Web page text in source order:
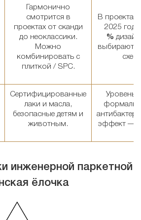
Гармонично
смотрится в
проектах от сканди
до неоклассики.
Можно
комбинировать с
плиткой / SPC.
В проектах
2025
%
выбирают
Сертифицированные
лаки и масла,
безопасные детям и
животным.
Уровень
эффект —
инженерной паркетной
ёлочка